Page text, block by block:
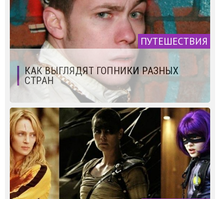
ПУТЕШЕСТВИЯ
КАК ВЫГЛЯДЯТ ГОПНИКИ РАЗНЫХ
СТРАН